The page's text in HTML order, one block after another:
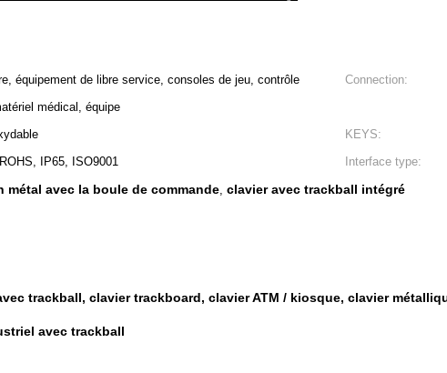
équipement de libre service, consoles de jeu, contrôle
médical, équipe
Connection:
KEYS:
IP65, ISO9001 Interface type:
métal avec la boule de commande, clavier avec trackball intégré
trackball, clavier trackboard, clavier ATM / kiosque, clavier
avec trackball